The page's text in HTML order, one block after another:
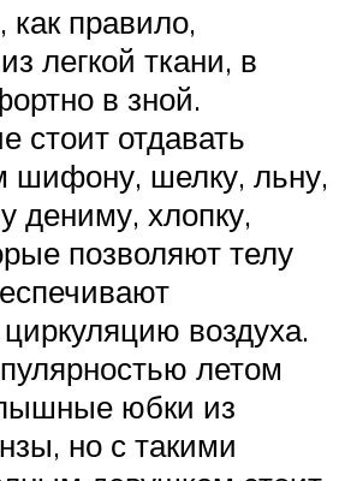
правило,
легкой ткани, в
в зной.
стоит отдавать
шифону, шелку, льну,
дениму, хлопку,
позволяют телу
воздуха.
летом
юбки из
но с такими